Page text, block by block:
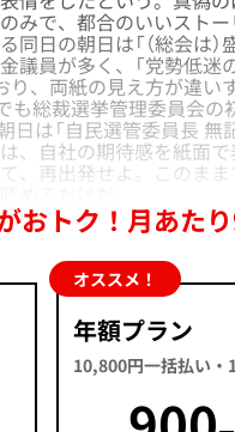
みで、都合のいいスト
日の朝日は「（総会は
議員が多く、「党勢低
、両紙の見え方が違い
も総裁選挙管理委員会
日は「自民選管委員長
、自社の期待感を紙面
再出発せよ。このまま
おトク！月あた
オススメ！
年額プラン
10,800円一括払い・